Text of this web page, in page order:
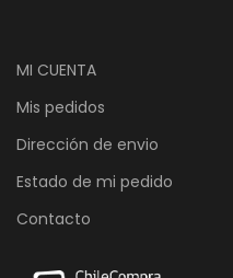
MI CUENTA
Mis pedidos
Dirección de envio
Estado de mi pedido
Contacto